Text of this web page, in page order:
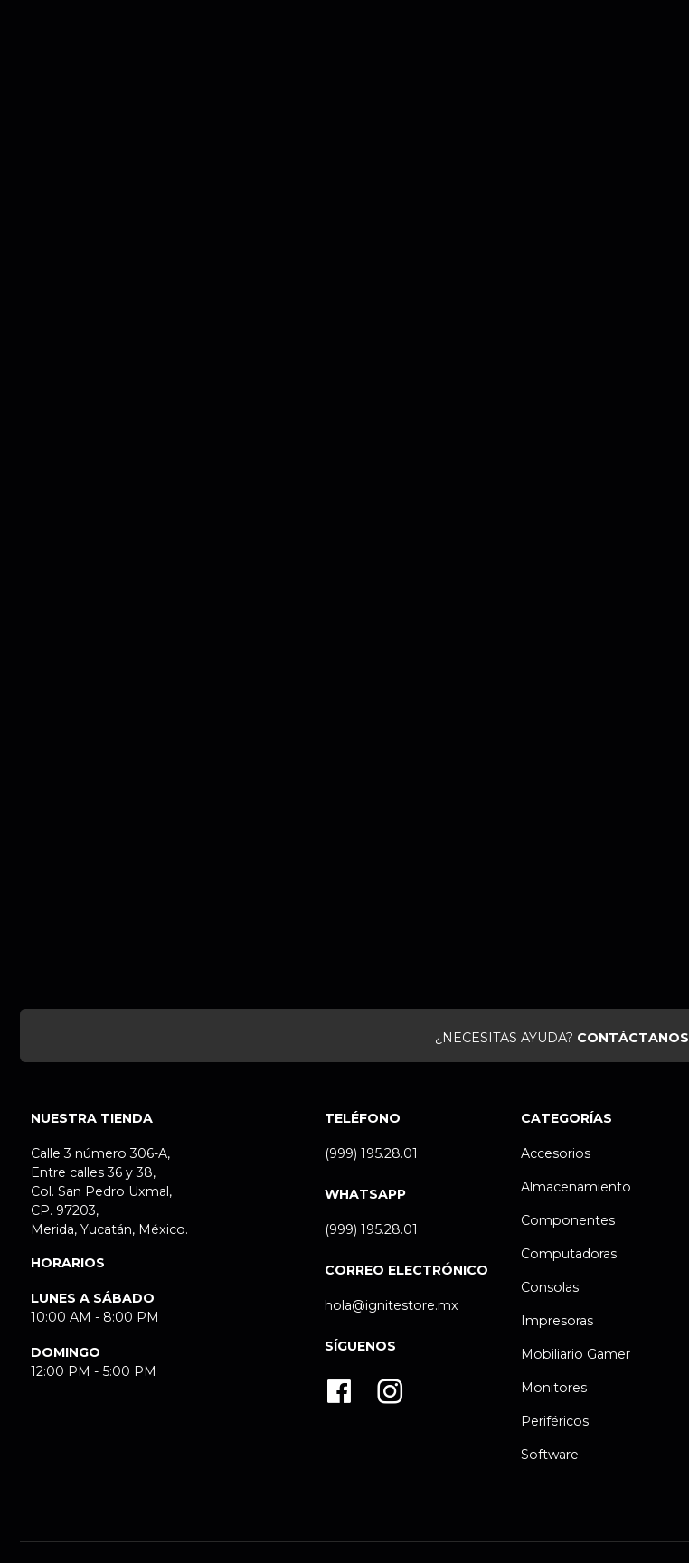
¿NECESITAS AYUDA? CONTÁCTANOS
NUESTRA TIENDA
Calle 3 número 306-A,
Entre calles 36 y 38,
Col. San Pedro Uxmal,
CP. 97203,
Merida, Yucatán, México.
HORARIOS
LUNES A SÁBADO
10:00 AM - 8:00 PM
DOMINGO
12:00 PM - 5:00 PM
TELÉFONO
(999) 195.28.01
WHATSAPP
(999) 195.28.01
CORREO ELECTRÓNICO
hola@ignitestore.mx
SÍGUENOS
CATEGORÍAS
Accesorios
Almacenamiento
Componentes
Computadoras
Consolas
Impresoras
Mobiliario Gamer
Monitores
Periféricos
Software